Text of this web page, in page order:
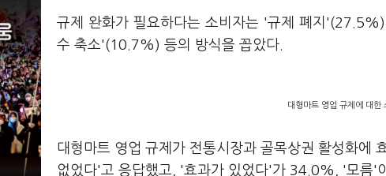
규제 완화가 필요하다는 소비자는 '규제 폐지
수 축소'(10.7%) 등의 방식을 꼽았다.
대형마트 영업 규제에 대한
대형마트 영업 규제가 전통시장과 골목상권 활성화
없었다'고 응답했고, '효과가 있었다'가 34.0%, '모름'